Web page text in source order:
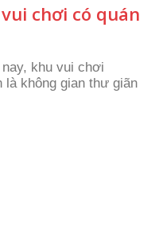
chơi có quán
khu vui chơi
không gian thư giãn